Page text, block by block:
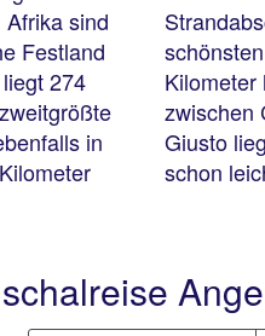
sind
Festland
274
in
Kilometer
zwischen
Giusto
schon